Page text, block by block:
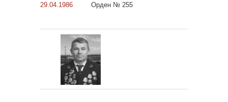
29.04.1986
Орден № 255